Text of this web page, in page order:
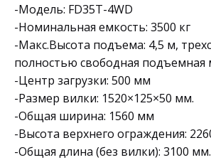
-Модель: FD35T-4WD
-Номинальная емкость: 3500 кг
-Макс.Высота подъема: 4,5 м,
полностью свободная подъемная
-Центр загрузки: 500 мм
-Размер вилки: 1520×125×50 мм.
-Общая ширина: 1560 мм
-Высота верхнего ограждения:
-Общая длина (без вилки): 3100 мм.